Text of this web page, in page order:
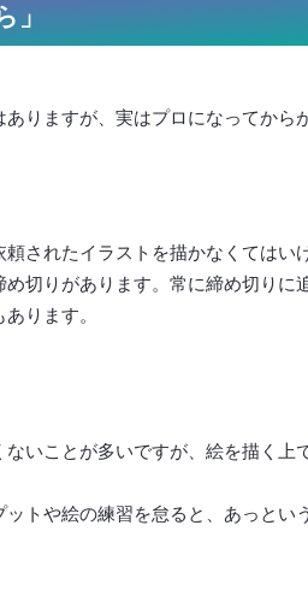
」
りますが、実はプロになってから
されたイラストを描かなくてはい
切りがあります。常に締め切りに
ります。
いことが多いですが、絵を描く上
トや絵の練習を怠ると、あっとい